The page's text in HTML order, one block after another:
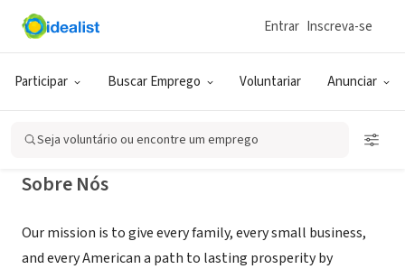
Participar Buscar Emprego Voluntariar Anunciar
Entrar Inscreva-se
Seja voluntário ou encontre um emprego
ONG (SETOR SOCIAL)
Hillary for America
Sobre Nós
Our mission is to give every family, every small business,
and every American a path to lasting prosperity by